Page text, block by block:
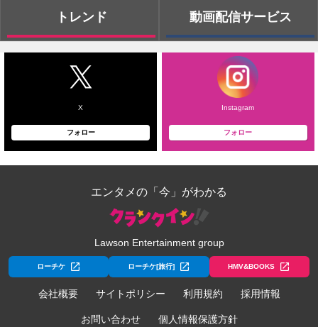
トレンド 動画配信サービス
X
フォロー
Instagram
フォロー
エンタメの「今」がわかる
Lawson Entertainment group
ローチケ ローチケ[旅行] HMV&BOOKS
会社概要 サイトポリシー 利用規約 採用情報
お問い合わせ 個人情報保護方針